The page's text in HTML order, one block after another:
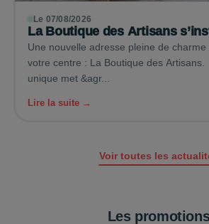
Le 07/08/2026
La Boutique des Artisans
Une nouvelle adresse pleine de charme
votre centre : La Boutique des
unique met &agr...
Lire la suite →
Voir toutes les
Les